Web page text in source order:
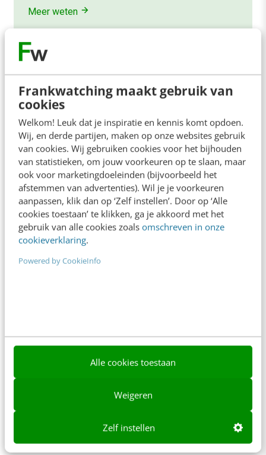
Frankwatching maakt gebruik van
cookies
Welkom! Leuk dat je inspiratie en kennis komt opdoen.
Wij, en derde partijen, maken op onze websites gebruik
van cookies. Wij gebruiken cookies voor het bijhouden
van statistieken, om jouw voorkeuren op te slaan, maar
ook voor marketingdoeleinden (bijvoorbeeld het
afstemmen van advertenties). Wil je je voorkeuren
aanpassen, klik dan op ‘Zelf instellen’. Door op ‘Alle
cookies toestaan’ te klikken, ga je akkoord met het
gebruik van alle cookies zoals omschreven in onze
cookieverklaring.
Powered by CookieInfo
Alle cookies toestaan
Weigeren
Zelf instellen
Meer weten
Contact
redactie@frankwatching.com
+31 30 200 1045
Tarieven
Meer contactopties
Frankwatching
Blog
AI & Tech